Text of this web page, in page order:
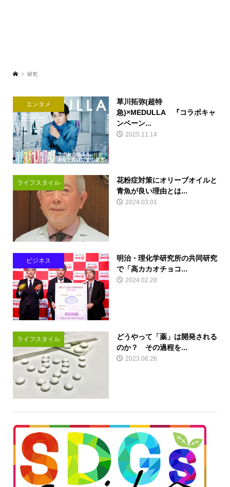
研究
エンタメ
草川拓弥(超特
急)×MEDULLA 『コラボキャ
ンペーン...
2025.11.14
ライフスタイル
花粉症対策にオリーブオイルと
青魚が良い理由とは...
2024.03.01
ビジネス
明治・理化学研究所の共同研究
で「高カカオチョコ...
2024.02.28
ライフスタイル
どうやって「薬」は開発される
のか？ その過程を...
2023.06.26